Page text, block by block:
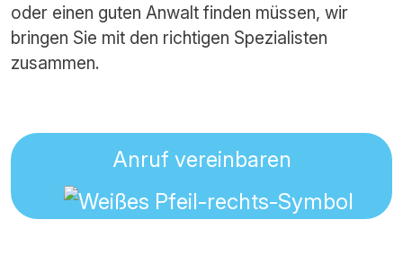
oder einen guten Anwalt finden müssen, wir
bringen Sie mit den richtigen Spezialisten
zusammen.
Anruf vereinbaren